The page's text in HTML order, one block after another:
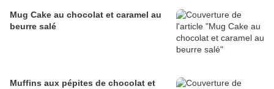
Mug Cake au chocolat et caramel au
beurre salé
Muffins aux pépites de chocolat et